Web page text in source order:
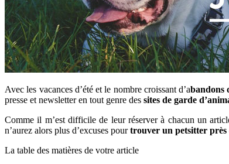
Avec les vacances d’été et le nombre croissant d’abandons
presse et newsletter en tout genre des sites de garde
Comme il m’est difficile de leur réserver à chacun un
n’aurez alors plus d’excuses pourtrouver un petsitter près
La table des matières de votre article